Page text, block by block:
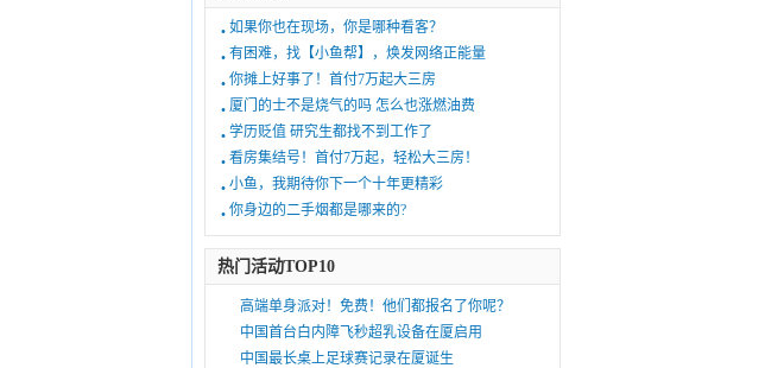
· 如果你也在现场，你是哪种看客？
· 有困难，找【小鱼帮】，焕发网络正能量
· 你摊上好事了！首付7万起大三房
· 厦门的士不是烧气的吗 怎么也涨燃油费
· 学历贬值 研究生都找不到工作了
· 看房集结号！首付7万起，轻松大三房！
· 小鱼，我期待你下一个十年更精彩
· 你身边的二手烟都是哪来的?
热门活动TOP10
高端单身派对！免费！他们都报名了你呢？
中国首台白内障飞秒超乳设备在厦启用
中国最长桌上足球赛记录在厦诞生